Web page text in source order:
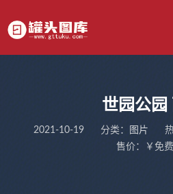
世园公园
2021-10-19 分类： 图片
售价：￥免费